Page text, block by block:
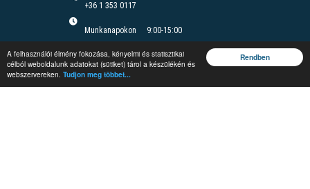
Rendben
A felhasználói élmény fokozása, kényelmi és statisztikai
célból weboldalunk adatokat (sütiket) tárol a készülékén és
webszervereken. Tudjon meg többet...
+36 1 353 0117
Munkanapokon
9:00-15:00
Felnőttképzési nyilvántartási szám B/2020/000166
Felnőttképzési engedély száma: E/2020/000085